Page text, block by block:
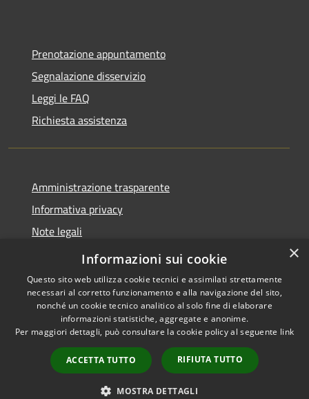
Prenotazione appuntamento
Segnalazione disservizio
Leggi le FAQ
Richiesta assistenza
Amministrazione trasparente
Informativa privacy
Note legali
Dichiarazione di accessibilità
Accessibilità
Copyright © 2026 • Comune di
Barlassina • Powered by
Municipium•
Accesso
redazione
×
Informazioni sui cookie
Questo sito web utilizza cookie tecnici e assimilati strettamente
necessari al corretto funzionamento e alla navigazione del sito,
nonché un cookie tecnico analitico al solo fine di elaborare
informazioni statistiche, aggregate e anonime.
Per maggiori dettagli, può consultare la cookie policy al seguente link
ACCETTA TUTTO RIFIUTA TUTTO
MOSTRA DETTAGLI